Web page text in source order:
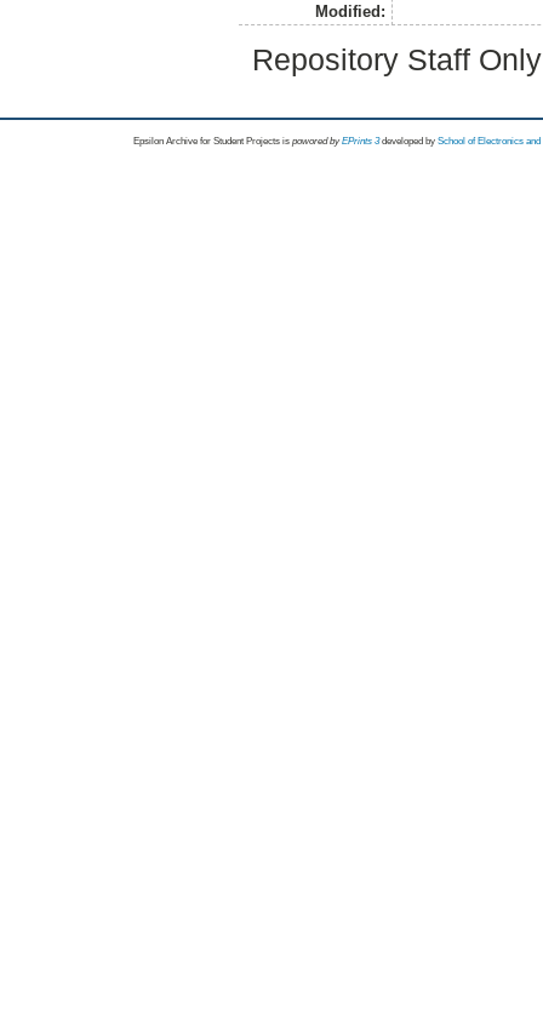
Modified:
Repository Staff
Epsilon Archive for Student Projects is powored byEPrints 3 developed by School of Electronics